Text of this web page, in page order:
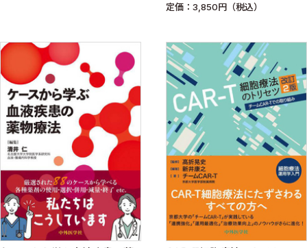
定価：3,850円（税込）